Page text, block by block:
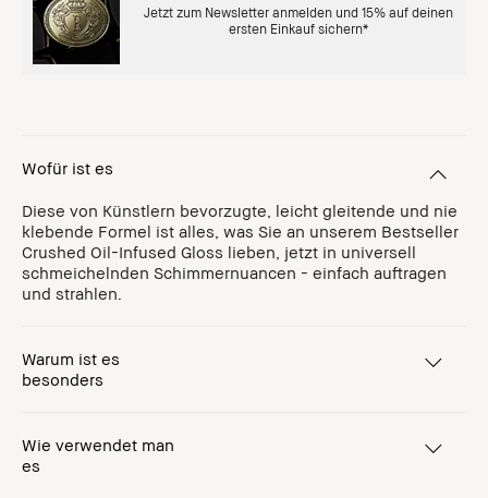
Jetzt zum Newsletter anmelden und 15% auf deinen
ersten Einkauf sichern*
Wofür ist es
Diese von Künstlern bevorzugte, leicht gleitende und nie
klebende Formel ist alles, was Sie an unserem Bestseller
Crushed Oil-Infused Gloss lieben, jetzt in universell
schmeichelnden Schimmernuancen - einfach auftragen
und strahlen.
Warum ist es
besonders
Wie verwendet man
es